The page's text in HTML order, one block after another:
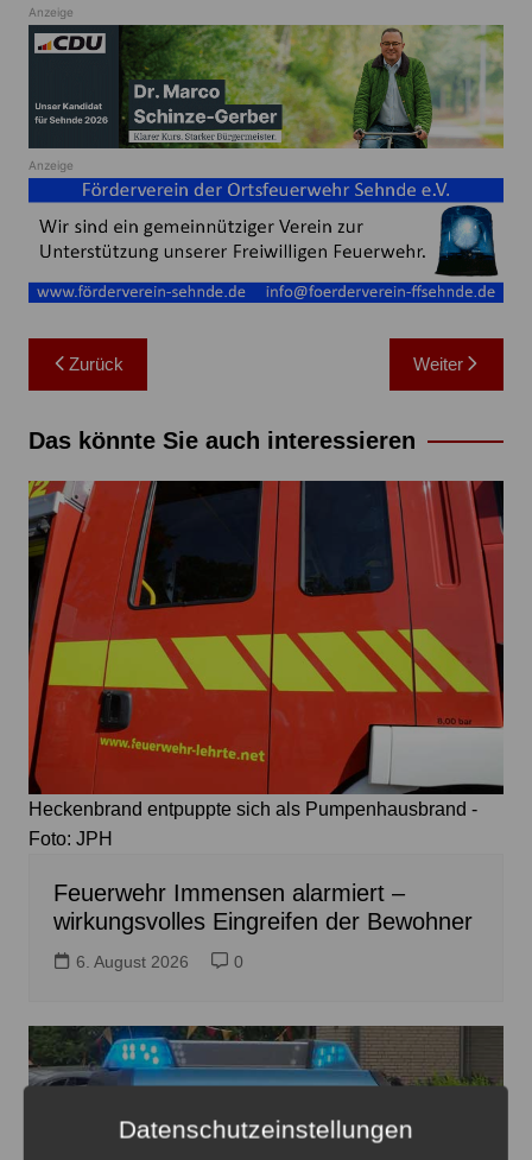
Anzeige
Anzeige
Beitragsnavigation
Zurück Weiter
Das könnte Sie auch interessieren
Heckenbrand entpuppte sich als Pumpenhausbrand -
Foto: JPH
Feuerwehr Immensen alarmiert –
wirkungsvolles Eingreifen der Bewohner
6. August 2026 0
Datenschutzeinstellungen